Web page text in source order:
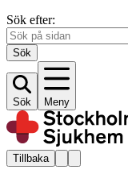
Sök efter:
Sök
Sök Meny
Tillbaka